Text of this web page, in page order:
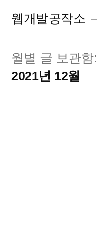
웹개발공작소
월별 글 보관함:
2021년 12월